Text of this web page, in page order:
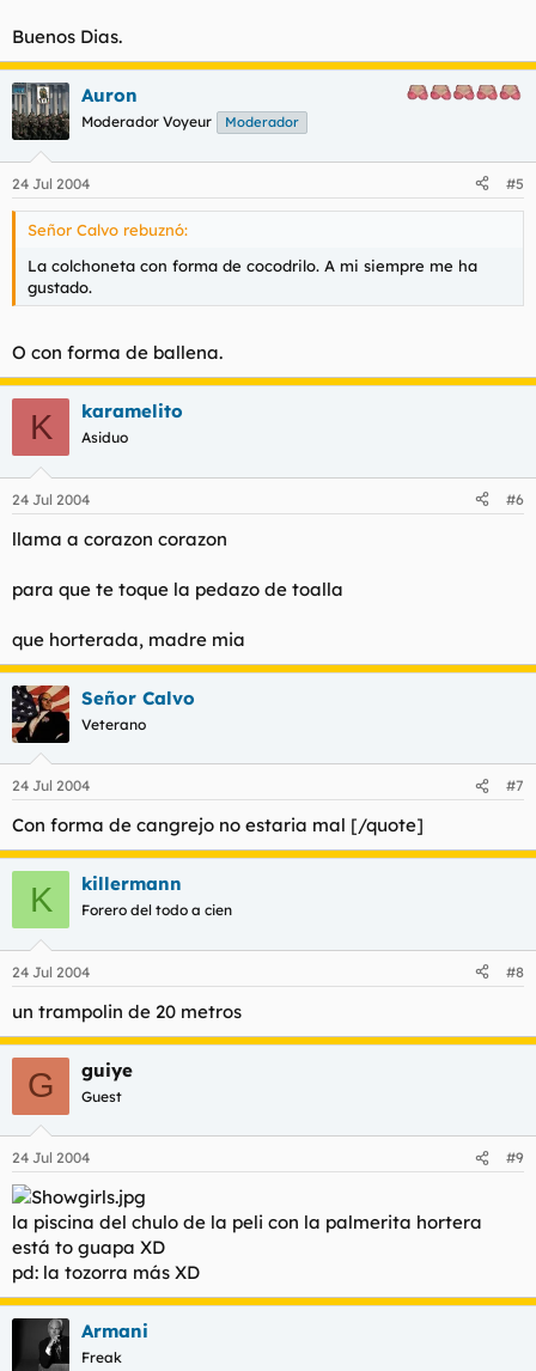
Buenos Dias.
Auron
Moderador Voyeur Moderador
24 Jul 2004 #5
Señor Calvo rebuznó:
La colchoneta con forma de cocodrilo. A mi siempre me ha
gustado.
O con forma de ballena.
K karamelito
Asiduo
24 Jul 2004 #6
llama a corazon corazon
para que te toque la pedazo de toalla
que horterada, madre mia
Señor Calvo
Veterano
24 Jul 2004 #7
Con forma de cangrejo no estaria mal [/quote]
K killermann
Forero del todo a cien
24 Jul 2004 #8
un trampolin de 20 metros
G guiye
Guest
24 Jul 2004 #9
la piscina del chulo de la peli con la palmerita hortera
está to guapa XD
pd: la tozorra más XD
Armani
Freak